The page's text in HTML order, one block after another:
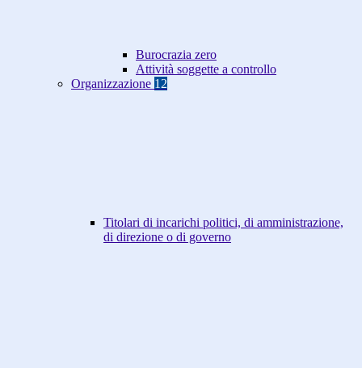
Burocrazia zero
Attività soggette a controllo
Organizzazione 12
Titolari di incarichi politici, di amministrazione,
di direzione o di governo